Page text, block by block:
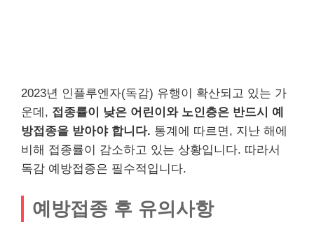
2023년 인플루엔자(독감) 유행이 확산되고 있는 가
운데, 접종률이 낮은 어린이와 노인층은 반드시 예
방접종을 받아야 합니다. 통계에 따르면, 지난 해에
비해 접종률이 감소하고 있는 상황입니다. 따라서
독감 예방접종은 필수적입니다.
예방접종 후 유의사항